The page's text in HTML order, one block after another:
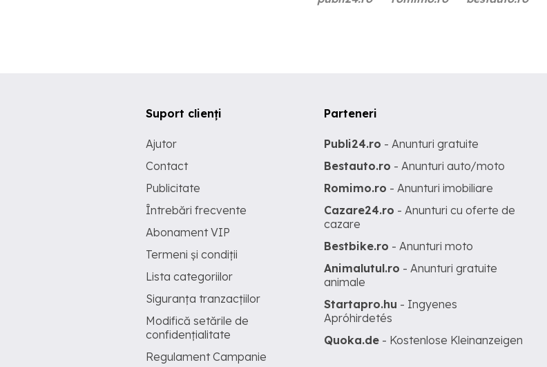
Suport clienți
Ajutor
Contact
Publicitate
Întrebări frecvente
Abonament VIP
Termeni și condiții
Lista categoriilor
Siguranța tranzacțiilor
Modifică setările de
confidențialitate
Regulament Campanie
Parteneri
Publi24.ro - Anunturi gratuite
Bestauto.ro - Anunturi auto/moto
Romimo.ro - Anunturi imobiliare
Cazare24.ro - Anunturi cu oferte de
cazare
Bestbike.ro - Anunturi moto
Animalutul.ro - Anunturi gratuite
animale
Startapro.hu - Ingyenes
Apróhirdetés
Quoka.de - Kostenlose Kleinanzeigen